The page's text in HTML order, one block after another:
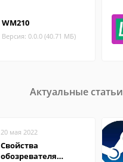
WM210
Версия: 0.0.0 (40.71 МБ)
Актуальные статьи
20 мая 2022
Свойства
обозревателя